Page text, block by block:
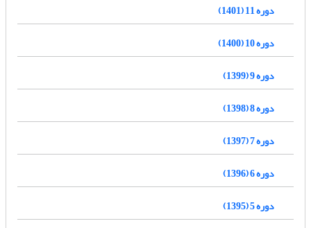
دوره 11 (1401)
دوره 10 (1400)
دوره 9 (1399)
دوره 8 (1398)
دوره 7 (1397)
دوره 6 (1396)
دوره 5 (1395)